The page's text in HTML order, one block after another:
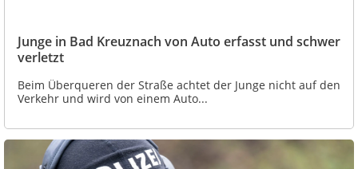
Junge in Bad Kreuznach von Auto erfasst und schwer
verletzt
Beim Überqueren der Straße achtet der Junge nicht auf den
Verkehr und wird von einem Auto...